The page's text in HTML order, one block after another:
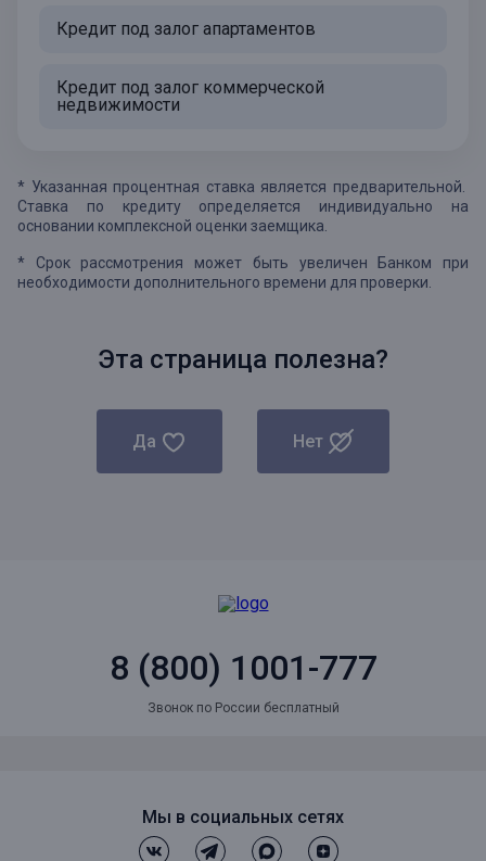
Кредит под залог апартаментов
Кредит под залог коммерческой
недвижимости
* Указанная процентная ставка является предварительной.
Ставка по кредиту определяется индивидуально на
основании комплексной оценки заемщика.
* Срок рассмотрения может быть увеличен Банком при
необходимости дополнительного времени для проверки.
Эта страница полезна?
Да Нет
8 (800) 1001-777
Звонок по России бесплатный
Мы в социальных сетях